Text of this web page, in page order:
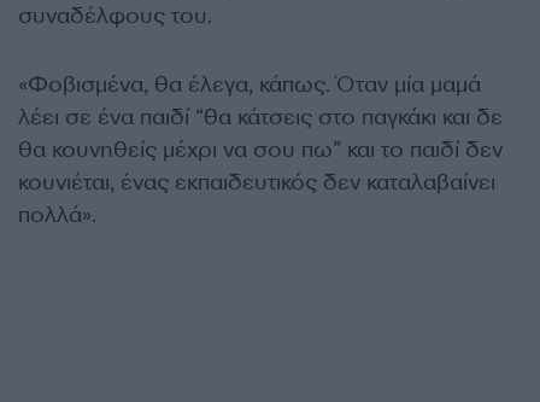
συναδέλφους του.
«Φοβισμένα, θα έλεγα, κάπως. Όταν μία μαμά
λέει σε ένα παιδί “θα κάτσεις στο παγκάκι και δε
θα κουνηθείς μέχρι να σου πω” και το παιδί δεν
κουνιέται, ένας εκπαιδευτικός δεν καταλαβαίνει
πολλά».